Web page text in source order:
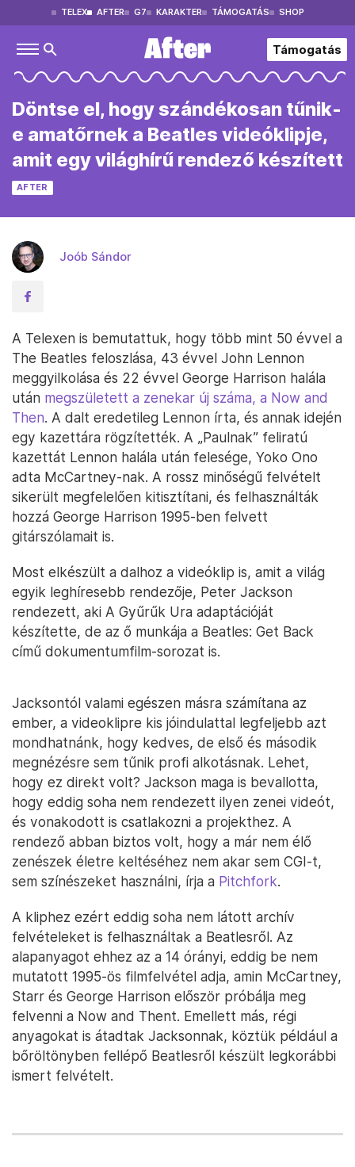
TELEX AFTER G7 KARAKTER TÁMOGATÁS SHOP
Támogatás
Döntse el, hogy szándékosan tűnik-
e amatőrnek a Beatles videóklipje,
amit egy világhírű rendező készített
AFTER
Joób Sándor
A Telexen is bemutattuk, hogy több mint 50 évvel a
The Beatles feloszlása, 43 évvel John Lennon
meggyilkolása és 22 évvel George Harrison halála
után megszületett a zenekar új száma, a Now and
Then. A dalt eredetileg Lennon írta, és annak idején
egy kazettára rögzítették. A „Paulnak” feliratú
kazettát Lennon halála után felesége, Yoko Ono
adta McCartney-nak. A rossz minőségű felvételt
sikerült megfelelően kitisztítani, és felhasználták
hozzá George Harrison 1995-ben felvett
gitárszólamait is.
Most elkészült a dalhoz a videóklip is, amit a világ
egyik leghíresebb rendezője, Peter Jackson
rendezett, aki A Gyűrűk Ura adaptációját
készítette, de az ő munkája a Beatles: Get Back
című dokumentumfilm-sorozat is.
Jacksontól valami egészen másra számítana az
ember, a videoklipre kis jóindulattal legfeljebb azt
mondhatnánk, hogy kedves, de első és második
megnézésre sem tűnik profi alkotásnak. Lehet,
hogy ez direkt volt? Jackson maga is bevallotta,
hogy eddig soha nem rendezett ilyen zenei videót,
és vonakodott is csatlakozni a projekthez. A
rendező abban biztos volt, hogy a már nem élő
zenészek életre keltéséhez nem akar sem CGI-t,
sem színészeket használni, írja a Pitchfork.
A kliphez ezért eddig soha nem látott archív
felvételeket is felhasználtak a Beatlesről. Az
alapanyagot ehhez az a 14 órányi, eddig be nem
mutatott 1995-ös filmfelvétel adja, amin McCartney,
Starr és George Harrison először próbálja meg
felvenni a Now and Thent. Emellett más, régi
anyagokat is átadtak Jacksonnak, köztük például a
bőröltönyben fellépő Beatlesről készült legkorábbi
ismert felvételt.